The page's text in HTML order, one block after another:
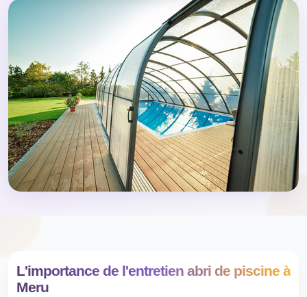
L'importance de l'entretien abri de piscine à
Meru